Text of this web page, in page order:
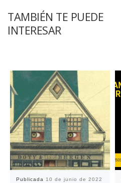
TAMBIÉN TE PUEDE
INTERESAR
Publicada 10 de junio de 2022